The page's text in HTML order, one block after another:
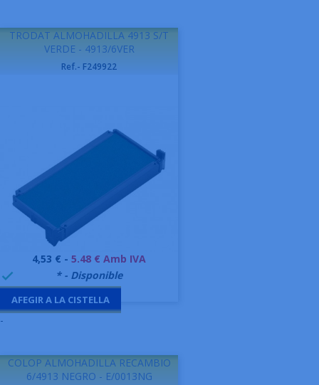
TRODAT ALMOHADILLA 4913 S/T
VERDE - 4913/6VER
Ref.- F249922
Preu
4,53 € - 5.48 € Amb IVA
 * - Disponible
AFEGIR A LA CISTELLA
-
COLOP ALMOHADILLA RECAMBIO
6/4913 NEGRO - E/0013NG